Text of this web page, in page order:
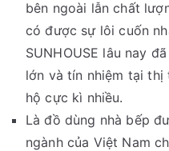
bên ngoài lẫn chất
có được sự lôi cuốn
SUNHOUSE lâu nay
lớn và tín nhiệm tại
hộ cực kì nhiều.
Là đồ dùng nhà bếp
ngành của Việt Nam